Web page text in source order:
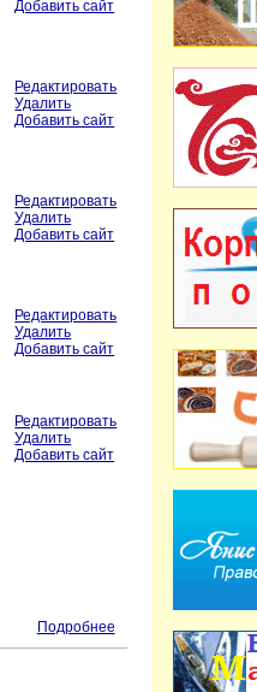
Добавить сайт
Редактировать
Удалить
Добавить сайт
Редактировать
Удалить
Добавить сайт
Редактировать
Удалить
Добавить сайт
Редактировать
Удалить
Добавить сайт
Подробнее